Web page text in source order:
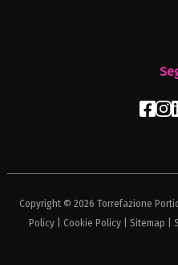
Copyright © 2026 Torrefazione
Policy| Cookie Policy| Sitemap |